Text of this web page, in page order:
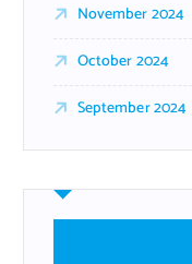
November 2024
October 2024
September 2024